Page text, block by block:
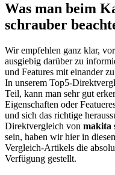
Was man beim
schrauber
Wir empfehlen ganz klar,
ausgiebig darüber zu
und Features mit einander
In unserem Top5-
Teil, kann man sehr gut
Eigenschaften oder
und sich das richtige
Direktvergleich von makita
sein, haben wir hier in
Vergleich-Artikels die
Verfügung gestellt.